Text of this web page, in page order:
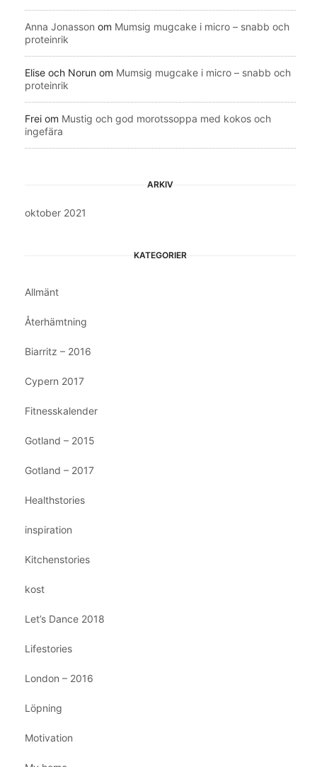
Anna Jonasson om Mumsig mugcake i micro – snabb och
proteinrik
Elise och Norun om Mumsig mugcake i micro – snabb och
proteinrik
Frei om Mustig och god morotssoppa med kokos och
ingefära
ARKIV
oktober 2021
KATEGORIER
Allmänt
Återhämtning
Biarritz – 2016
Cypern 2017
Fitnesskalender
Gotland – 2015
Gotland – 2017
Healthstories
inspiration
Kitchenstories
kost
Let’s Dance 2018
Lifestories
London – 2016
Löpning
Motivation